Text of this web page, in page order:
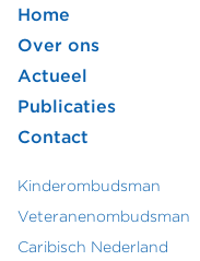
Footer
hoofdmenu
Home
Over ons
Actueel
Publicaties
Contact
Footer
Kinderombudsman
Veteranenombudsman
Caribisch Nederland